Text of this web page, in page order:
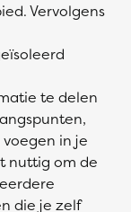
Vervolgens
te delen
in je
nuttig om de
die je zelf